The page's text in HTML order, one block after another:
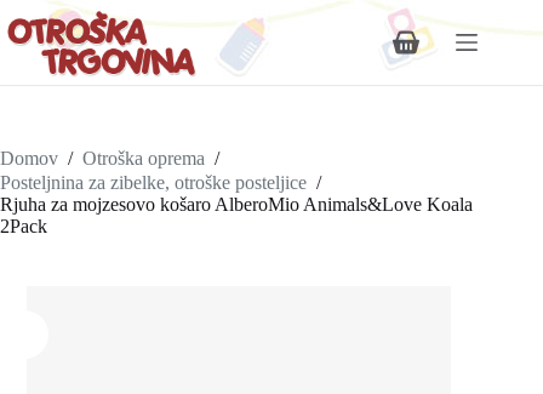
Shopping
Domov / Otroška oprema /
Posteljnina za zibelke, otroške posteljice /
Rjuha za mojzesovo košaro AlberoMio Animals&Love Koala
2Pack